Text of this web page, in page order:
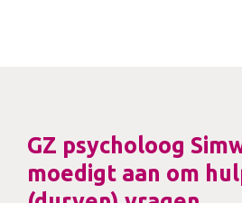
GZ psycholoog
moedigt aan om